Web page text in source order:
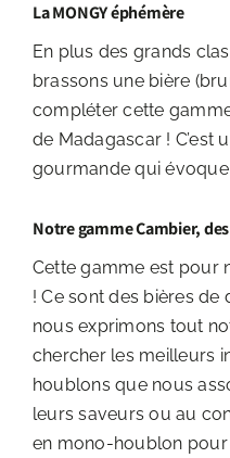
La MONGY éphémère
En plus des grands
brassons une bière
compléter cette
de Madagascar ! C’est
gourmande qui
Notre gamme Cambier,
Cette gamme est pour
! Ce sont des bières de
nous exprimons tout
chercher les meilleurs
houblons que nous
leurs saveurs ou au
en mono-houblon